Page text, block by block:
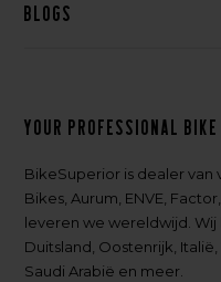
Blogs
Your professional bike
BikeSuperior is dealer van
Bikes, Aurum, ENVE,
leveren we wereldwijd.
Duitsland, Oostenrijk,
Saudi Arabië en meer.